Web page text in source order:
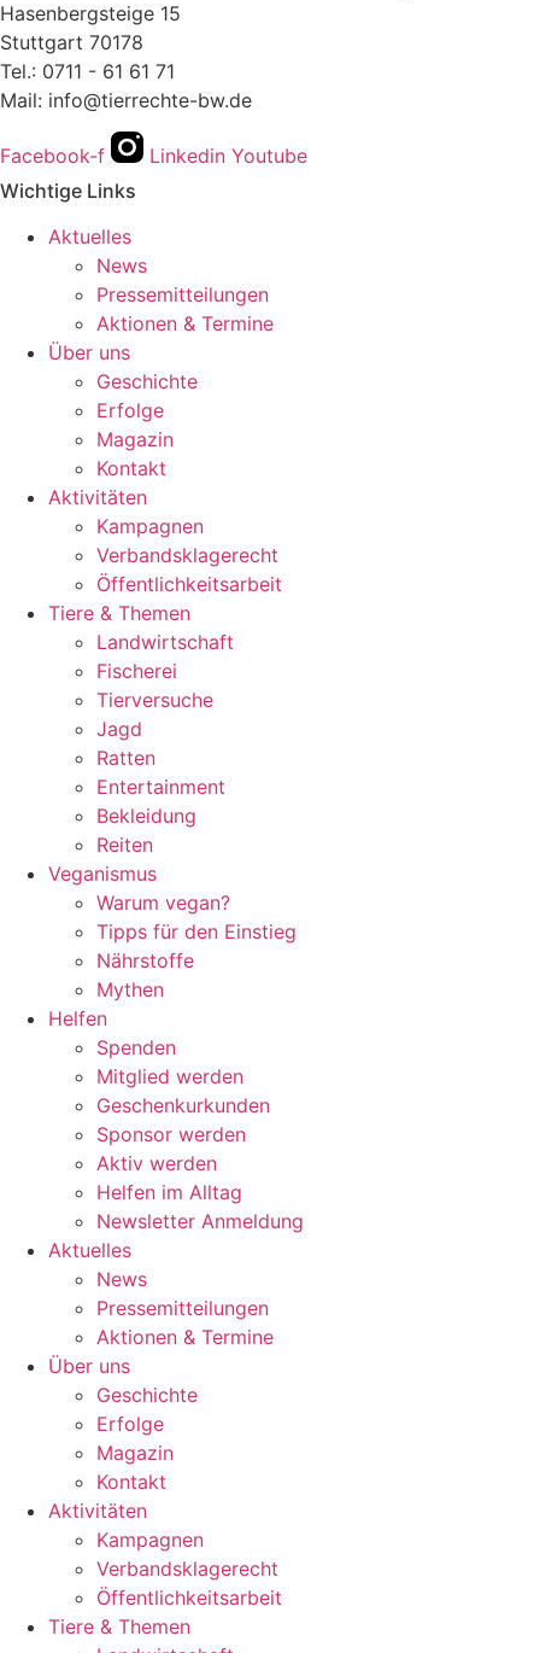
Hasenbergsteige 15
Stuttgart 70178
Tel.: 0711 - 61 61 71
Mail: info@tierrechte-bw.de
Facebook-f Linkedin Youtube
Wichtige Links
Aktuelles
News
Pressemitteilungen
Aktionen & Termine
Über uns
Geschichte
Erfolge
Magazin
Kontakt
Aktivitäten
Kampagnen
Verbandsklagerecht
Öffentlichkeitsarbeit
Tiere & Themen
Landwirtschaft
Fischerei
Tierversuche
Jagd
Ratten
Entertainment
Bekleidung
Reiten
Veganismus
Warum vegan?
Tipps für den Einstieg
Nährstoffe
Mythen
Helfen
Spenden
Mitglied werden
Geschenkurkunden
Sponsor werden
Aktiv werden
Helfen im Alltag
Newsletter Anmeldung
Aktuelles
News
Pressemitteilungen
Aktionen & Termine
Über uns
Geschichte
Erfolge
Magazin
Kontakt
Aktivitäten
Kampagnen
Verbandsklagerecht
Öffentlichkeitsarbeit
Tiere & Themen